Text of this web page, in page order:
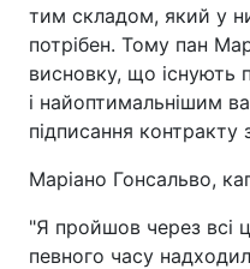
тим складом, який у
потрібен. Тому пан
висновку, що існують
і найоптимальнішим
підписання
Маріано Гонсальво,
"Я пройшов через всі
певного часу